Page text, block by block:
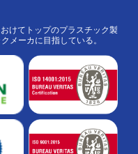
けてトップのプラスチック製
メーカに目指している。